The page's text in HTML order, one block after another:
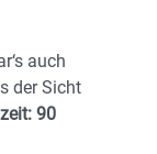
auch
der Sicht
90